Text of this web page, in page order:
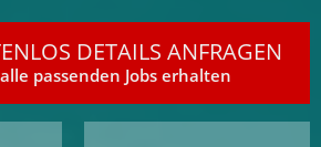
DETAILS ANFRAGEN
passenden Jobs erhalten